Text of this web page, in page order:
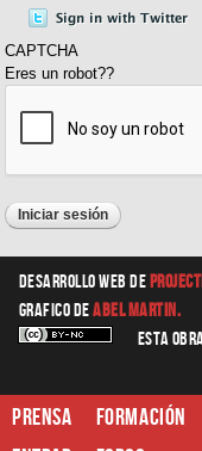
CAPTCHA
Eres un robot??
Desarrollo web de
graficodeAbel Martin.
Esta
Prensa Formación